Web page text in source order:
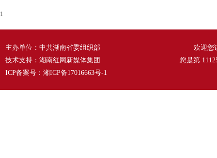
1
主办单位：中共湖南省委组织部
技术支持：湖南红网新媒体集团
ICP备案号： 湘ICP备17016663号-1
欢迎您
您是第